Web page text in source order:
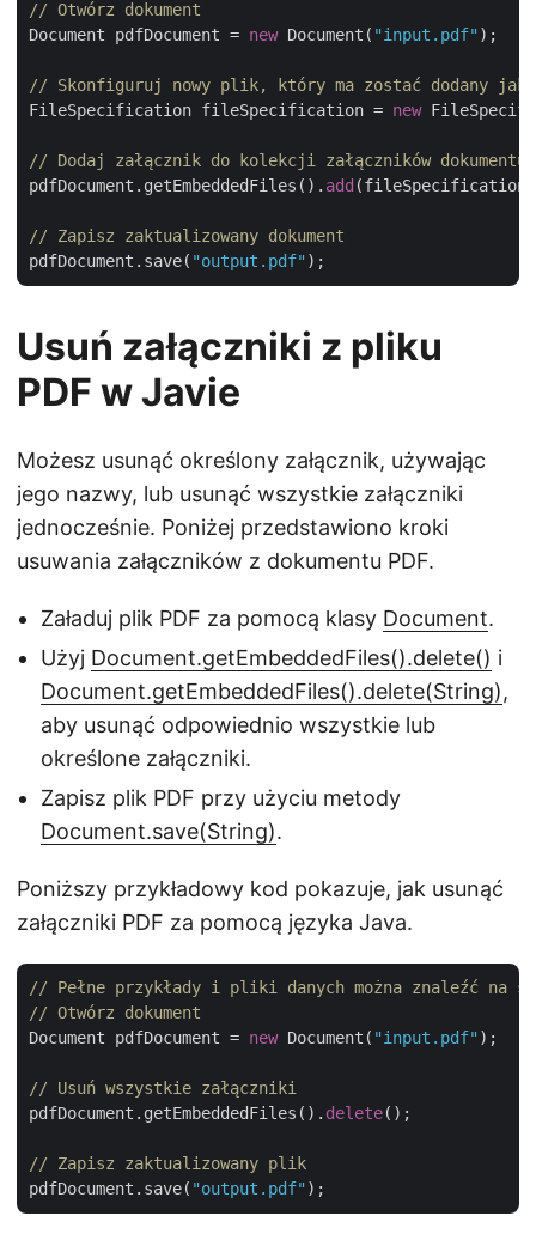
// Otwórz dokument
Document pdfDocument = new Document( "input.pdf" );
// Skonfiguruj nowy plik, który ma zostać dodany
FileSpecification fileSpecification = new
// Dodaj załącznik do kolekcji załączników dokumentu
pdfDocument.getEmbeddedFiles(). add
// Zapisz zaktualizowany dokument
pdfDocument.save( "output.pdf"
Usuń załączniki z pliku
PDF w Javie
Możesz usunąć określony załącznik, używając
jego nazwy, lub usunąć wszystkie załączniki
jednocześnie. Poniżej przedstawiono kroki
usuwania załączników z dokumentu PDF.
Załaduj plik PDF za pomocą klasy Document.
Użyj Document.getEmbeddedFiles().delete() i
Document.getEmbeddedFiles().delete(String),
aby usunąć odpowiednio wszystkie lub
określone załączniki.
Zapisz plik PDF przy użyciu metody
Document.save(String).
Poniższy przykładowy kod pokazuje, jak usunąć
załączniki PDF za pomocą języka Java.
// Pełne przykłady i pliki danych można znaleźć na
// Otwórz dokument
Document pdfDocument = new Document( "input.pdf" );
// Usuń wszystkie załączniki
pdfDocument.getEmbeddedFiles(). delete();
// Zapisz zaktualizowany plik
pdfDocument.save( "output.pdf"